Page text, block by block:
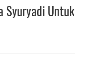
Syuryadi Untuk